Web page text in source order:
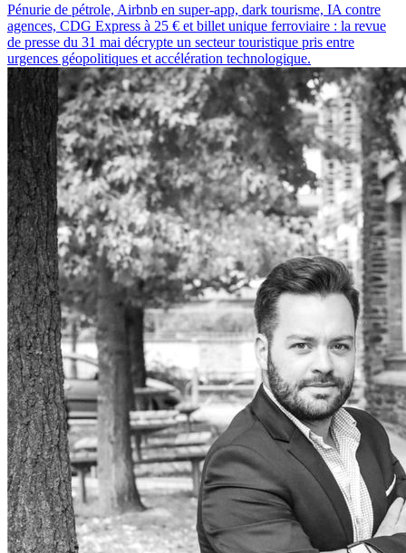
Pénurie de pétrole, Airbnb en super-app, dark tourisme, IA contre
agences, CDG Express à 25 € et billet unique ferroviaire : la revue
de presse du 31 mai décrypte un secteur touristique pris entre
urgences géopolitiques et accélération technologique.